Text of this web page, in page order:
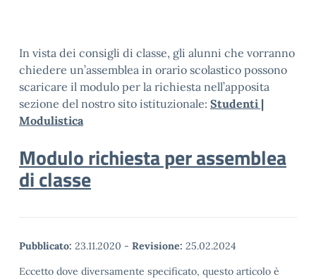
In vista dei consigli di classe, gli alunni che vorranno
chiedere un’assemblea in orario scolastico possono
scaricare il modulo per la richiesta nell’apposita
sezione del nostro sito istituzionale: Studenti |
Modulistica
Modulo richiesta per assemblea
di classe
Pubblicato: 23.11.2020 - Revisione: 25.02.2024
Eccetto dove diversamente specificato, questo articolo è